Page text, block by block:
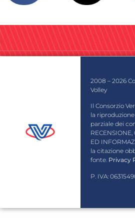
2008 – 2026
Volley
Il Consorzio
la
parziale dei
ED
la citazione
fonte. Privacy
P. IVA: